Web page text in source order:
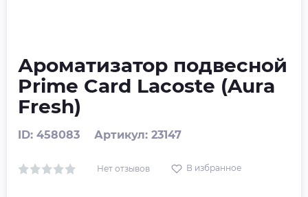
Ароматизатор подвесной
Prime Card Lacoste (Aura
Fresh)
ID: 458083 Артикул: 23147
Нет отзывов В избранное